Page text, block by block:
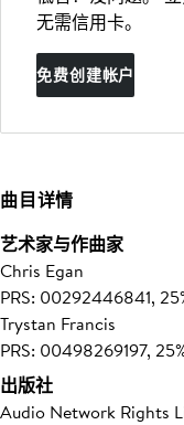
无需信用卡。
免费创建帐户
曲目详情
艺术家与作曲家
Chris Egan
PRS: 00292446841,
Trystan Francis
PRS: 00498269197,
出版社
Audio Network Rights